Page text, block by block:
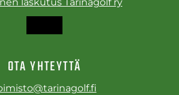
OTA YHTEYTTÄ